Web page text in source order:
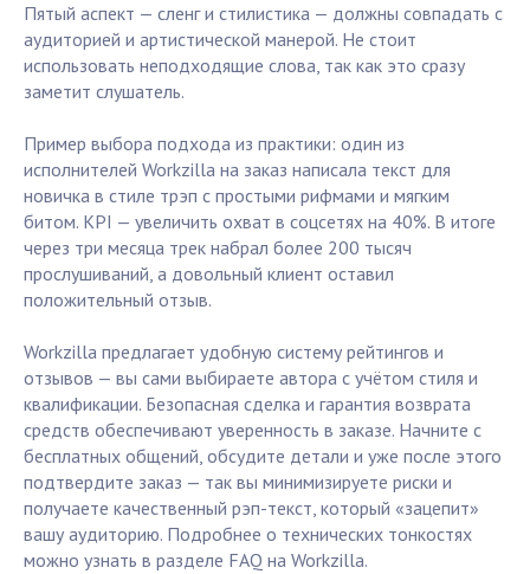
Пятый аспект — сленг и стилистика — должны совпадать с
аудиторией и артистической манерой. Не стоит
использовать неподходящие слова, так как это сразу
заметит слушатель.
Пример выбора подхода из практики: один из
исполнителей Workzilla на заказ написала текст для
новичка в стиле трэп с простыми рифмами и мягким
битом. KPI — увеличить охват в соцсетях на 40%. В итоге
через три месяца трек набрал более 200 тысяч
прослушиваний, а довольный клиент оставил
положительный отзыв.
Workzilla предлагает удобную систему рейтингов и
отзывов — вы сами выбираете автора с учётом стиля и
квалификации. Безопасная сделка и гарантия возврата
средств обеспечивают уверенность в заказе. Начните с
бесплатных общений, обсудите детали и уже после этого
подтвердите заказ — так вы минимизируете риски и
получаете качественный рэп-текст, который «зацепит»
вашу аудиторию. Подробнее о технических тонкостях
можно узнать в разделе FAQ на Workzilla.